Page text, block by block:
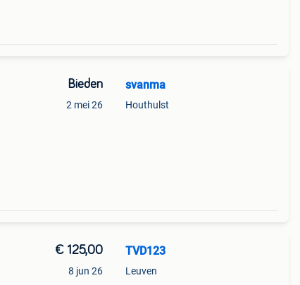
Bieden
2 mei 26
svanma
Houthulst
€ 125,00
8 jun 26
TVD123
Leuven